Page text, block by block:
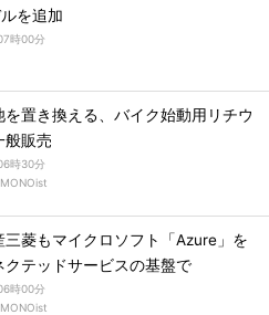
を追加
時00分
を置き換える、バイク始動用リチウ
般販売
時30分
三菱もマイクロソフト「Azure」を
クテッドサービスの基盤で
時00分